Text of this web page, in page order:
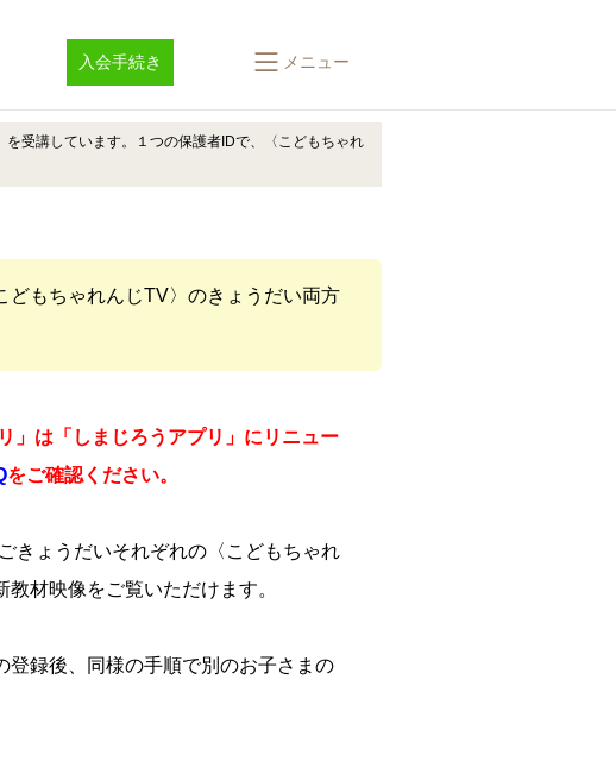
入会手続き メニュー
を受講しています。１つの保護者IDで、〈こどもちゃれ
どもちゃれんじTV〉のきょうだい両方
」は「しまじろうアプリ」にリニュー
をご確認ください。
きょうだいそれぞれの〈こどもちゃれ
材映像をご覧いただけます。
録後、同様の手順で別のお子さまの